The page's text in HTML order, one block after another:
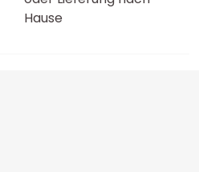
Hause